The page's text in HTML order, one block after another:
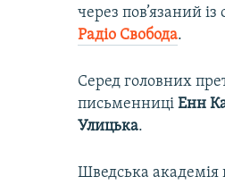
через пов’язаний
Радіо Свобода.
Серед головних
письменниціЕнн
Улицька.
Шведська академія